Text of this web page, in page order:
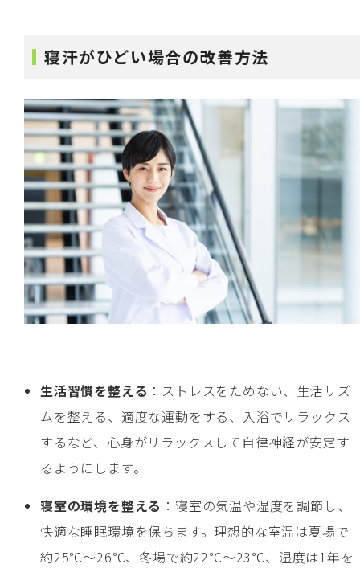
寝汗がひどい場合の改善方法
生活習慣を整える ：ストレスをためない、生活リズ
ムを整える、適度な運動をする、入浴でリラックス
するなど、心身がリラックスして自律神経が安定す
るようにします。
寝室の環境を整える ：寝室の気温や湿度を調節し、
快適な睡眠環境を保ちます。理想的な室温は夏場で
約25℃〜26℃、冬場で約22℃〜23℃、湿度は1年を